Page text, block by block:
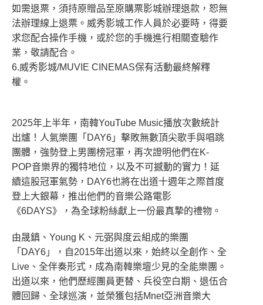
如需退票，須持原贈品至原購票影城辦理退款，恕無
法辦理線上退票。威秀影城工作人員於必要時，得要
求您配合操作手機，或於您的手機進行相關查驗作
業，敬請配合。
6.威秀影城/MUVIE CINEMAS保有活動最終解釋
權。
2025年上半年，南韓YouTube Music播放次數統計
出爐！人氣樂團「DAY6」擊敗無數頂尖歌手與唱跳
團體，強勢登上男團榜冠軍，再次證明他們在K-
POP音樂界的獨特地位，以及不可撼動的實力！延
續這股冠軍氣勢，DAY6也將在出道十週年之際首度
登上大銀幕，推出他們的音樂公路電影
《6DAYS》，為全球粉絲獻上一份最真摯的禮物。
由晟鎮、Young K、元弼與度云組成的樂團
「DAY6」，自2015年出道以來，始終以全創作、全
Live、全伴奏形式，成為南韓樂壇少見的全能樂團。
出道以來，他們歷經團員更替、兵役空白期、退伍合
體回歸、全球巡演，並榮獲包括Mnet亞洲音樂大